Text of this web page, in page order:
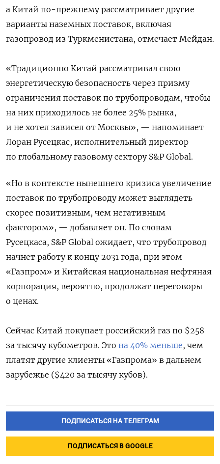
а Китай по-прежнему рассматривает другие
варианты наземных поставок, включая
газопровод из Туркменистана, отмечает Мейдан.
«Традиционно Китай рассматривал свою
энергетическую безопасность через призму
ограничения поставок по трубопроводам, чтобы
на них приходилось не более 25% рынка,
и не хотел зависел от Москвы», — напоминает
Лоран Русецкас, исполнительный директор
по глобальному газовому сектору S&P Global.
«Но в контексте нынешнего кризиса увеличение
поставок по трубопроводу может выглядеть
скорее позитивным, чем негативным
фактором», — добавляет он. По словам
Русецкаса, S&P Global ожидает, что трубопровод
начнет работу к концу 2031 года, при этом
«Газпром» и Китайская национальная нефтяная
корпорация, вероятно, продолжат переговоры
о ценах.
Сейчас Китай покупает российский газ по $258
за тысячу кубометров. Это на 40% меньше, чем
платят другие клиенты «Газпрома» в дальнем
зарубежье ($420 за тысячу кубов).
ПОДПИСАТЬСЯ НА ТЕЛЕГРАМ
ПОДПИСАТЬСЯ В GOOGLE